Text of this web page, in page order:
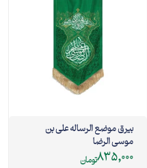
بیرق موضع الرساله علی بن
موسی الرضا
835,000تومان